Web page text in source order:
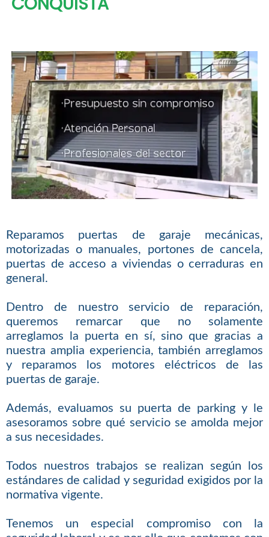
Reparamos puertas de garaje mecánicas,
motorizadas o manuales, portones de cancela,
puertas de acceso a viviendas o cerraduras en
general.
Dentro de nuestro servicio de reparación,
queremos remarcar que no solamente
arreglamos la puerta en sí, sino que gracias a
nuestra amplia experiencia, también arreglamos
y reparamos los motores eléctricos de las
puertas de garaje.
Además, evaluamos su puerta de parking y le
asesoramos sobre qué servicio se amolda mejor
a sus necesidades.
Todos nuestros trabajos se realizan según los
estándares de calidad y seguridad exigidos por la
normativa vigente.
Tenemos un especial compromiso con la